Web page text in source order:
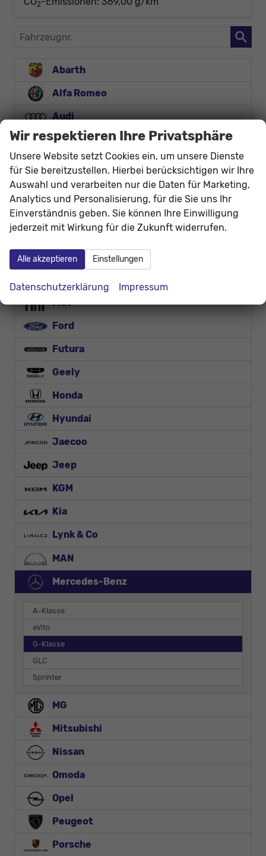
2
Fahrzeugnr.
Abarth
Alfa Romeo
Audi
Bentley
BMW
BYD
Citroën
Cupra
Dacia
Fiat
Ford
Futura
Geely
Honda
Hyundai
Jaecoo
Jeep
KGM
Kia
Lynk & Co
MAN
Mercedes-Benz
A-Klasse
eVito
G-Klasse
GLC
Sprinter
MG
Mitsubishi
Nissan
Omoda
Opel
Peugeot
Porsche
Wir respektieren Ihre Privatsphäre
Unsere Website setzt Cookies ein, um unsere Dienste
für Sie bereitzustellen. Hierbei berücksichtigen wir Ihre
Auswahl und verarbeiten nur die Daten für Marketing,
Analytics und Personalisierung, für die Sie uns Ihr
Einverständnis geben. Sie können Ihre Einwilligung
jederzeit mit Wirkung für die Zukunft widerrufen.
Alle akzeptieren Einstellungen
Datenschutzerklärung Impressum